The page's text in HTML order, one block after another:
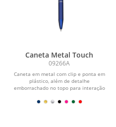
Caneta Metal Touch
09266A
Caneta em metal com clip e ponta em
plástico, além de detalhe
emborrachado no topo para interação